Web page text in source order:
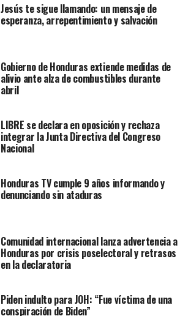
Jesús te sigue llamando: un mensaje de
esperanza, arrepentimiento y salvación
Gobierno de Honduras extiende medidas de
alivio ante alza de combustibles durante
abril
LIBRE se declara en oposición y rechaza
integrar la Junta Directiva del Congreso
Nacional
Honduras TV cumple 9 años informando y
denunciando sin ataduras
Comunidad internacional lanza advertencia a
Honduras por crisis poselectoral y retrasos
en la declaratoria
Piden indulto para JOH: “Fue víctima de una
conspiración de Biden”